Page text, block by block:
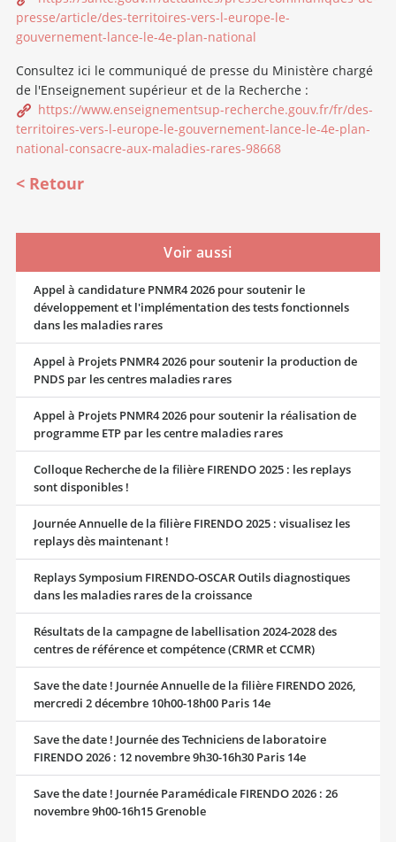
presse/article/des-territoires-vers-l-europe-le-
gouvernement-lance-le-4e-plan-national
Consultez ici le communiqué de presse du Ministère chargé
de l'Enseignement supérieur et de la Recherche :
https://www.enseignementsup-recherche.gouv.fr/fr/des-
territoires-vers-l-europe-le-gouvernement-lance-le-4e-plan-
national-consacre-aux-maladies-rares-98668
Retour
Voir aussi
Appel à candidature PNMR4 2026 pour soutenir le
développement et l'implémentation des tests fonctionnels
dans les maladies rares
Appel à Projets PNMR4 2026 pour soutenir la production de
PNDS par les centres maladies rares
Appel à Projets PNMR4 2026 pour soutenir la réalisation de
programme ETP par les centre maladies rares
Colloque Recherche de la filière FIRENDO 2025 : les replays
sont disponibles !
Journée Annuelle de la filière FIRENDO 2025 : visualisez les
replays dès maintenant !
Replays Symposium FIRENDO-OSCAR Outils diagnostiques
dans les maladies rares de la croissance
Résultats de la campagne de labellisation 2024-2028 des
centres de référence et compétence (CRMR et CCMR)
Save the date ! Journée Annuelle de la filière FIRENDO 2026,
mercredi 2 décembre 10h00-18h00 Paris 14e
Save the date ! Journée des Techniciens de laboratoire
FIRENDO 2026 : 12 novembre 9h30-16h30 Paris 14e
Save the date ! Journée Paramédicale FIRENDO 2026 : 26
novembre 9h00-16h15 Grenoble